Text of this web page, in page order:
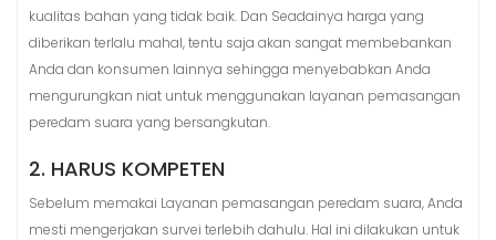
kualitas bahan yang tidak baik. Dan Seadainya harga yang
diberikan terlalu mahal, tentu saja akan sangat membebankan
Anda dan konsumen lainnya sehingga menyebabkan Anda
mengurungkan niat untuk menggunakan layanan pemasangan
peredam suara yang bersangkutan.
2. HARUS KOMPETEN
Sebelum memakai Layanan pemasangan peredam suara, Anda
mesti mengerjakan survei terlebih dahulu. Hal ini dilakukan untuk